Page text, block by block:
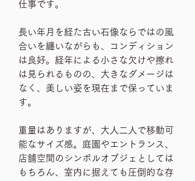
仕事です。
長い年月を経た古い石像ならではの風
合いを纏いながらも、コンディション
は良好。経年による小さな欠けや擦れ
は見られるものの、大きなダメージは
なく、美しい姿を現在まで保っていま
す。
重量はありますが、大人二人で移動可
能なサイズ感。庭園やエントランス、
店舗空間のシンボルオブジェとしては
もちろん、室内に据えても圧倒的な存